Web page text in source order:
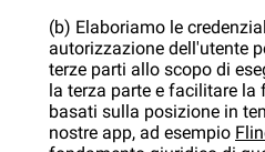
(b) Elaboriamo le
autorizzazione dell'utente
terze parti allo scopo di
la terza parte e facilitare
basati sulla posizione in
nostre app, ad esempio